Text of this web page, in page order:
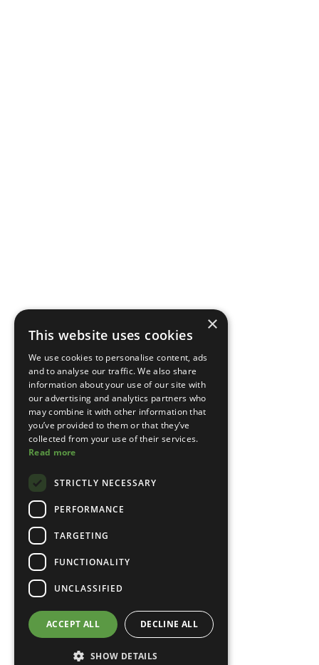
×
This website uses cookies
We use cookies to personalise content, ads
and to analyse our traffic. We also share
information about your use of our site with
our advertising and analytics partners who
may combine it with other information that
you’ve provided to them or that they’ve
collected from your use of their services.
Read more
STRICTLY NECESSARY
PERFORMANCE
TARGETING
FUNCTIONALITY
UNCLASSIFIED
ACCEPT ALL DECLINE ALL
SHOW DETAILS